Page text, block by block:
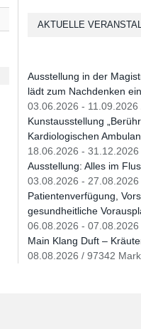
AKTUELLE
Ausstellung in der
lädt zum Nachdenken ein
03.06.2026 - 11.09.2026
Kunstausstellung
Kardiologischen
18.06.2026 -
Ausstellung: Alles im
03.08.2026 -
Patientenverfügung,
gesundheitliche
06.08.2026 - 07.08.2026
Main Klang Duft –
08.08.2026 / 97342